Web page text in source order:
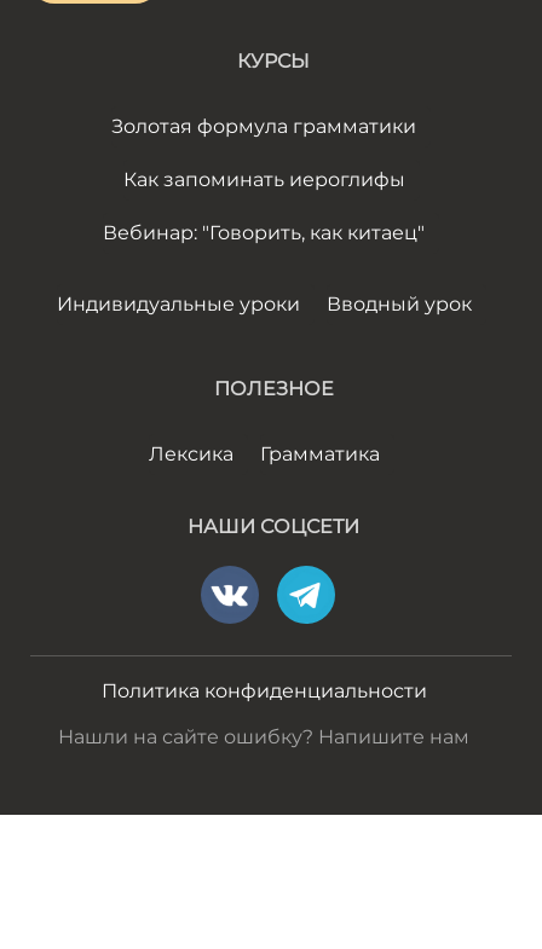
КУРСЫ
Золотая формула грамматики
Как запоминать иероглифы
Вебинар: "Говорить, как китаец"
Индивидуальные уроки Вводный урок
ПОЛЕЗНОЕ
Лексика Грамматика
НАШИ СОЦСЕТИ
Политика конфиденциальности
Нашли на сайте ошибку? Напишите нам